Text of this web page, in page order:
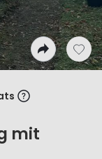
mit